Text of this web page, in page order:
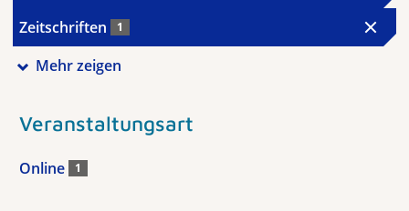
Zeitschriften 1
Mehr zeigen
Veranstaltungsart
Online 1